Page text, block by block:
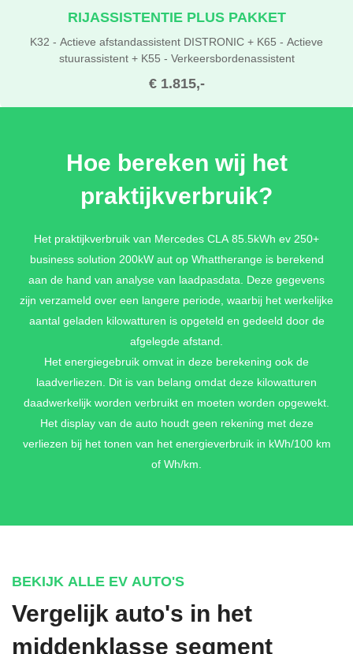
€ 1.815,-
RIJASSISTENTIE PLUS PAKKET
K32 - Actieve afstandassistent DISTRONIC + K65 - Actieve
stuurassistent + K55 - Verkeersbordenassistent
€ 5.203,-
860 - MBUX Superscreen + P17 - KEYLESS Go comfort pakket
+ U45 - Verlichte instaptreden met "Mercedes-Benz" opschrift +
MBUX entertainment (3 jaar geldig na activatie) + Memory
ADVANCED PLUS PAKKET
€ 7.502,-
PREMIUM PLUS PAKKET
3D surround sound system + MULTIBEAM LED + PRE-SAFE
systeem + PREMIUM PAKKET
Hoe bereken wij het
praktijkverbruik?
Het praktijkverbruik van Mercedes CLA 85.5kWh ev 250+
business solution 200kW aut op Whattherange is berekend
aan de hand van analyse van laadpasdata. Deze gegevens
zijn verzameld over een langere periode, waarbij het werkelijke
aantal geladen kilowatturen is opgeteld en gedeeld door de
afgelegde afstand.
Het energiegebruik omvat in deze berekening ook de
laadverliezen. Dit is van belang omdat deze kilowatturen
daadwerkelijk worden verbruikt en moeten worden opgewekt.
Het display van de auto houdt geen rekening met deze
verliezen bij het tonen van het energieverbruik in kWh/100 km
of Wh/km.
BEKIJK ALLE EV AUTO'S
Vergelijk auto's in het
middenklasse segment